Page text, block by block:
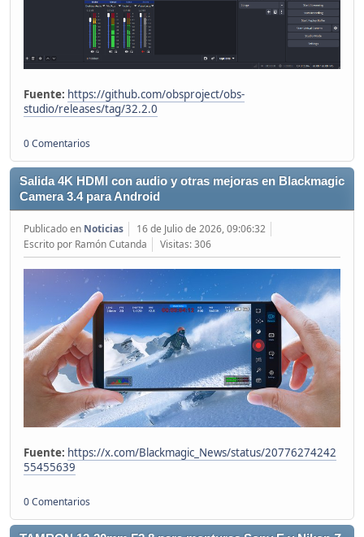
Fuente: https://github.com/obsproject/obs-
studio/releases/tag/32.2.0
0 Comentarios
Salida 4K HDMI con audio y otras mejoras en Blackmagic
Camera 3.4 para Android
Publicado en Noticias
16 de Julio de 2026, 09:06:32
Escrito por Ramón Cutanda
Visitas: 306
Fuente: https://x.com/Blackmagic_News/status/20776274242
55455639
0 Comentarios